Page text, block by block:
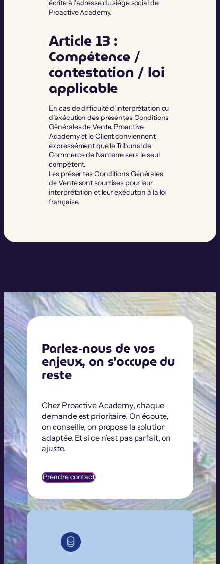
écrite à l’adresse du siège social de
Proactive Academy.
Article 13 :
Compétence /
contestation / loi
applicable
En cas de difficulté d’interprétation ou
d’exécution des présentes Conditions
Générales de Vente, Proactive
Academy et le Client conviennent
expressément que le Tribunal de
Commerce de Nanterre sera le seul
compétent.
Les présentes Conditions Générales
de Vente sont soumises pour leur
interprétation et leur exécution à la loi
française.
Parlez-nous de vos
enjeux, on s’occupe du
reste
Chez Proactive Academy, chaque
demande est prioritaire. On écoute,
on conseille, on propose la solution
adaptée. Et si ce n’est pas parfait, on
ajuste.
Prendre contact